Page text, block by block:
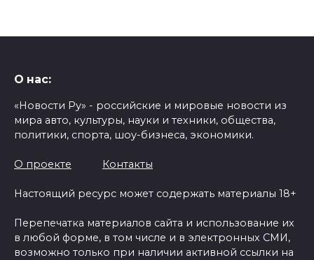
О нас:
«Новости Ру» - российские и мировые новости из
мира авто, культуры, науки и техники, общества,
политики, спорта, шоу-бизнеса, экономики.
О проекте Контакты
Настоящий ресурс может содержать материалы 18+
Перепечатка материалов сайта и использование их
в любой форме, в том числе и в электронных СМИ,
возможно только при наличии активной ссылки на